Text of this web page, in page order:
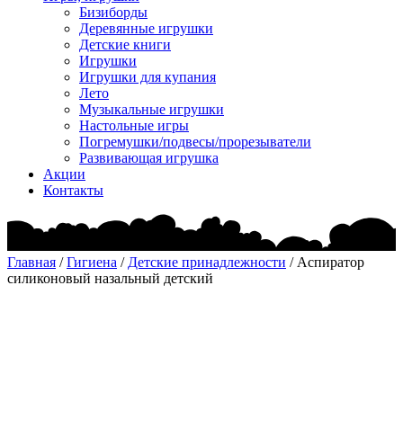
Бизиборды
Деревянные игрушки
Детские книги
Игрушки
Игрушки для купания
Лето
Музыкальные игрушки
Настольные игры
Погремушки/подвесы/прорезыватели
Развивающая игрушка
Акции
Контакты
Главная /Гигиена / Детские принадлежности / Аспиратор
силиконовый назальный детский